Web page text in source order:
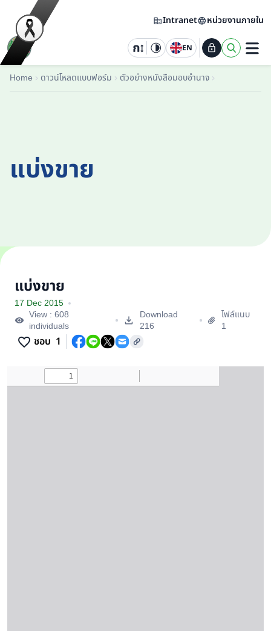
Intranet หน่วยงานภายใน
EN
Home ดาวน์โหลดแบบฟอร์ม ตัวอย่างหนังสือมอบอำนาจ
แบ่งขาย
แบ่งขาย
17 Dec 2015
View : 608
individuals
Download
216
ไฟล์แนบ
1
ชอบ 1